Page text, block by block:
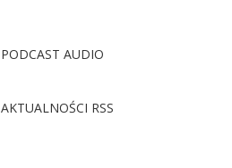
PODCAST AUDIO
AKTUALNOŚCI RSS